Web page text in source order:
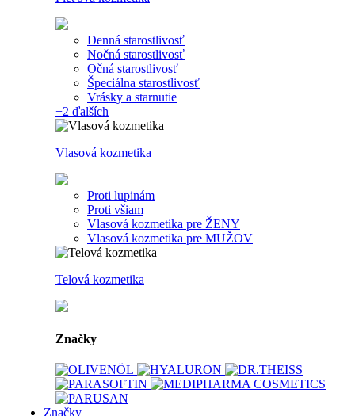
Denná starostlivosť
Nočná starostlivosť
Očná starostlivosť
Špeciálna starostlivosť
Vrásky a starnutie
+2 ďalších
Vlasová kozmetika
Proti lupinám
Proti všiam
Vlasová kozmetika pre ŽENY
Vlasová kozmetika pre MUŽOV
Telová kozmetika
Značky
Značky